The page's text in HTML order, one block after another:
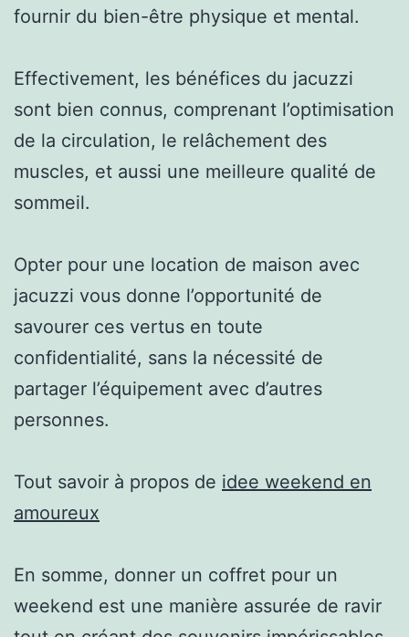
fournir du bien-être physique et mental.
Effectivement, les bénéfices du jacuzzi
sont bien connus, comprenant l’optimisation
de la circulation, le relâchement des
muscles, et aussi une meilleure qualité de
sommeil.
Opter pour une location de maison avec
jacuzzi vous donne l’opportunité de
savourer ces vertus en toute
confidentialité, sans la nécessité de
partager l’équipement avec d’autres
personnes.
Tout savoir à propos de idee weekend en
amoureux
En somme, donner un coffret pour un
weekend est une manière assurée de ravir